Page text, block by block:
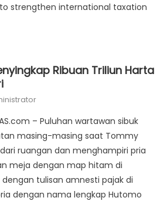
strengthen international taxation
Ribuan Triliun Harta
– Puluhan wartawan sibuk
masing-masing saat Tommy
ruangan dan menghampiri pria
meja dengan map hitam di
tulisan amnesti pajak di
dengan nama lengkap Hutomo